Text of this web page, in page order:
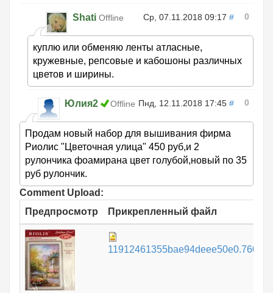
Shati Offline Ср, 07.11.2018 09:17 # 0
куплю или обменяю ленты атласные,
кружевные, репсовые и кабошоны различных
цветов и ширины.
Юлия2 Offline Пнд, 12.11.2018 17:45 # 0
Продам новый набор для вышивания фирма
Риолис "Цветочная улица" 450 руб,и 2
рулончика фоамирана цвет голубой,новый по 35
руб рулончик.
Comment Upload:
Предпросмотр
Прикрепленный файл